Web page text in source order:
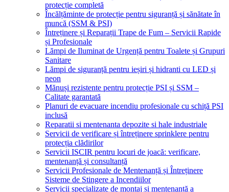
protecție completă
Încălțăminte de protecție pentru siguranță și sănătate în
muncă (SSM & PSI)
Întreținere și Reparații Trape de Fum – Servicii Rapide
și Profesionale
Lămpi de Iluminat de Urgență pentru Toalete și Grupuri
Sanitare
Lămpi de siguranță pentru ieșiri și hidranti cu LED și
neon
Mănuși rezistente pentru protecție PSI și SSM –
Calitate garantată
Planuri de evacuare incendiu profesionale cu schiță PSI
inclusă
Reparatii si mentenanta depozite si hale industriale
Servicii de verificare și întreținere sprinklere pentru
protecția clădirilor
Servicii ISCIR pentru locuri de joacă: verificare,
mentenanță și consultanță
Servicii Profesionale de Mentenanță și Întreținere
Sisteme de Stingere a Incendiilor
Servicii specializate de montaj și mentenanță a